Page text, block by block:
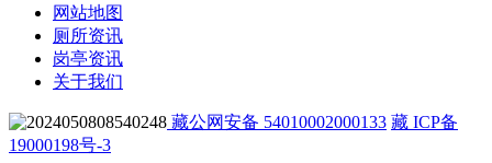
网站地图
厕所资讯
岗亭资讯
关于我们
藏公网安备 54010002000133 藏 ICP备
19000198号-3